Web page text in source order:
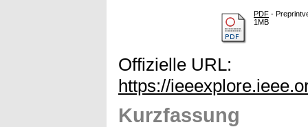
PDF -
1MB
Offizielle URL:
https://
Kurzfassung